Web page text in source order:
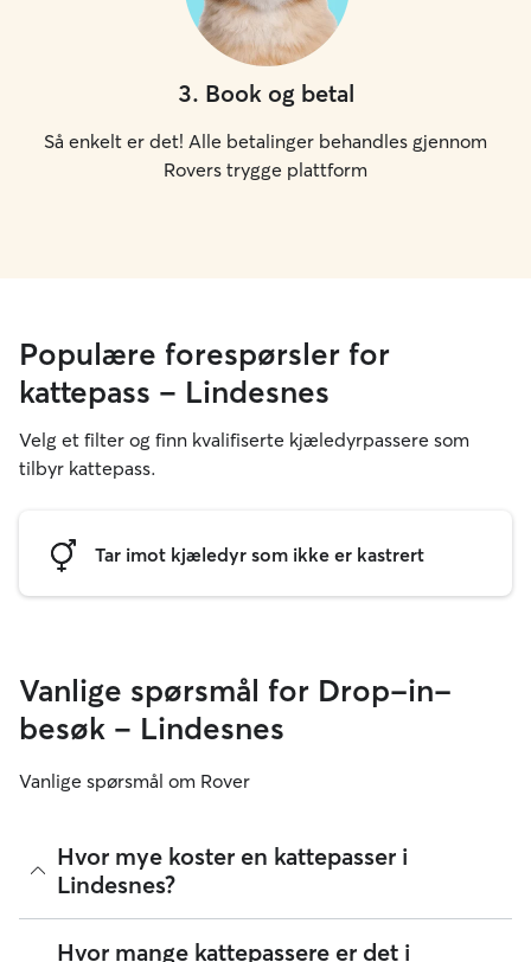
3. Book og betal
Så enkelt er det! Alle betalinger behandles gjennom
Rovers trygge plattform
Populære forespørsler for
kattepass – Lindesnes
Velg et filter og finn kvalifiserte kjæledyrpassere som
tilbyr kattepass.
Tar imot kjæledyr som ikke er kastrert
Vanlige spørsmål for Drop-in-
besøk – Lindesnes
Vanlige spørsmål om Rover
Hvor mye koster en kattepasser i
Lindesnes?
Kattepassere på Rover kan bestemme sine egne priser. Per
Hvor mange kattepassere er det i